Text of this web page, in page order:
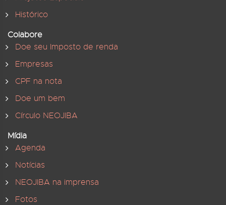
Histórico
Colabore
Doe seu Imposto de renda
Empresas
CPF na nota
Doe um bem
Círculo NEOJIBA
Mídia
Agenda
Notícias
NEOJIBA na imprensa
Fotos